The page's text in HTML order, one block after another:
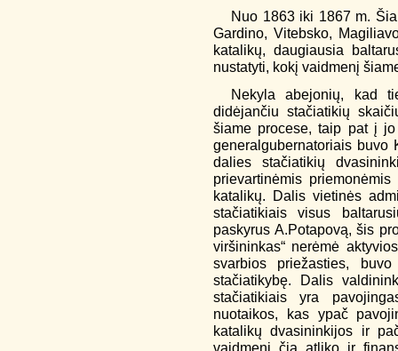
Nuo 1863 iki 1867 m.
Gardino, Vitebsko,
katalikų, daugiausia
nustatyti, kokį vaidmenį
Nekyla abejonių, kad
didėjančiu stačiatikių
šiame procese, taip pat į
generalgubernatoriais buvo
dalies stačiatikių
prievartinėmis
katalikų. Dalis vietinės
stačiatikiais visus
paskyrus A.Potapovą, šis
viršininkas“ nerėmė
svarbios priežasties,
stačiatikybę. Dalis
stačiatikiais yra
nuotaikos, kas ypač
katalikų dvasininkijos ir
vaidmenį čia atliko ir